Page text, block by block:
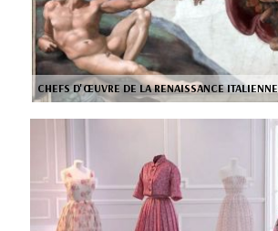
CHEFS D'ŒUVRE DE LA RENAISSANCE ITALIENNE